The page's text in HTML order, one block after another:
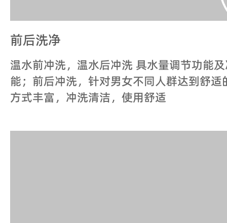
前后洗净
温水前冲洗，温水后冲洗 具水量调节功能
能；前后冲洗，针对男女不同人群达到舒
方式丰富，冲洗清洁，使用舒适